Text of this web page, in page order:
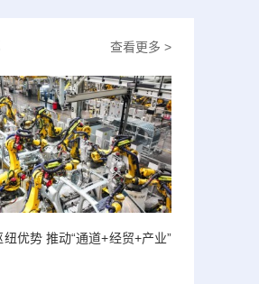
查看更多 >
优势 推动“通道+经贸+产业”